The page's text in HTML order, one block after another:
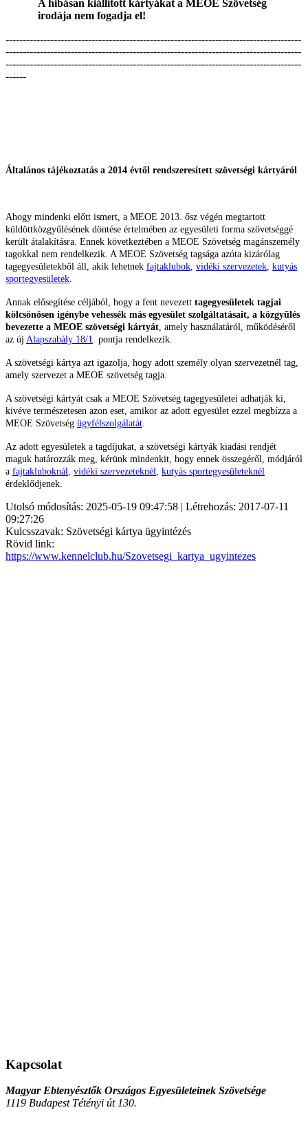
A hibásan kiállított kártyákat a MEOE Szövetség
irodája nem fogadja el!
--------------------------------------------------------------------------------------
--------------------------------------------------------------------------------------
--------------------------------------------------------------------------------------
------
Általános tájékoztatás a 2014 évtől rendszeresített szövetségi kártyáról
Ahogy mindenki előtt ismert, a MEOE 2013. ősz végén megtartott
küldöttközgyűlésének döntése értelmében az egyesületi forma szövetséggé
került átalakításra. Ennek következtében a MEOE Szövetség magánszemély
tagokkal nem rendelkezik. A MEOE Szövetség tagsága azóta kizárólag
tagegyesületekből áll, akik lehetnek fajtaklubok vidéki szervezetek kutyás
sportegyesületek
Annak elősegítése céljából, hogy a fent nevezett tagegyesületek tagjai
kölcsönösen igénybe vehessék más egyesület szolgáltatásait, a közgyűlés
bevezette a MEOE szövetségi kártyát , amely használatáról, működéséről
az új Alapszabály 18/1 . pontja rendelkezik.
A szövetségi kártya azt igazolja, hogy adott személy olyan szervezetnél tag,
amely szervezet a MEOE szövetség tagja.
A szövetségi kártyát csak a MEOE Szövetség tagegyesületei adhatják ki,
kivéve természetesen azon eset, amikor az adott egyesület ezzel megbízza a
MEOE Szövetség ügyfélszolgálatát
Az adott egyesületek a tagdíjukat, a szövetségi kártyák kiadási rendjét
maguk határozzák meg, kérünk mindenkit, hogy ennek összegéről, módjáról
a fajtakluboknál vidéki szervezeteknél
kutyás sportegyesületeknél
érdeklődjenek.
Utolsó módosítás: 2025-05-19 09:47:58 | Létrehozás: 2017-07-11
09:27:26
Kulcsszavak: Szövetségi kártya ügyintézés
Rövid link:
https://www.kennelclub.hu/Szovetsegi_kartya_ugyintezes
Kapcsolat
Magyar Ebtenyésztők Országos Egyesületeinek Szövetsége
1119 Budapest Tétényi út 130.